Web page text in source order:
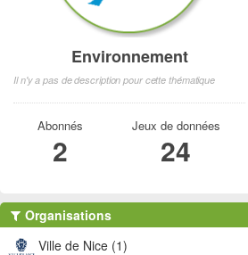
Environnement
Il n'y a pas de description pour cette thématique
Abonnés
2
Jeux de données
24
Organisations
Ville de Nice (1)